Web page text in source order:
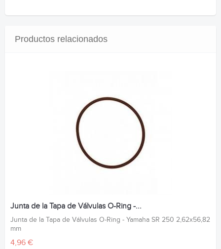
Productos relacionados
Junta de la Tapa de Válvulas O-Ring -...
Junta de la Tapa de Válvulas O-Ring - Yamaha SR 250 2,62x56,82
mm
4,96 €